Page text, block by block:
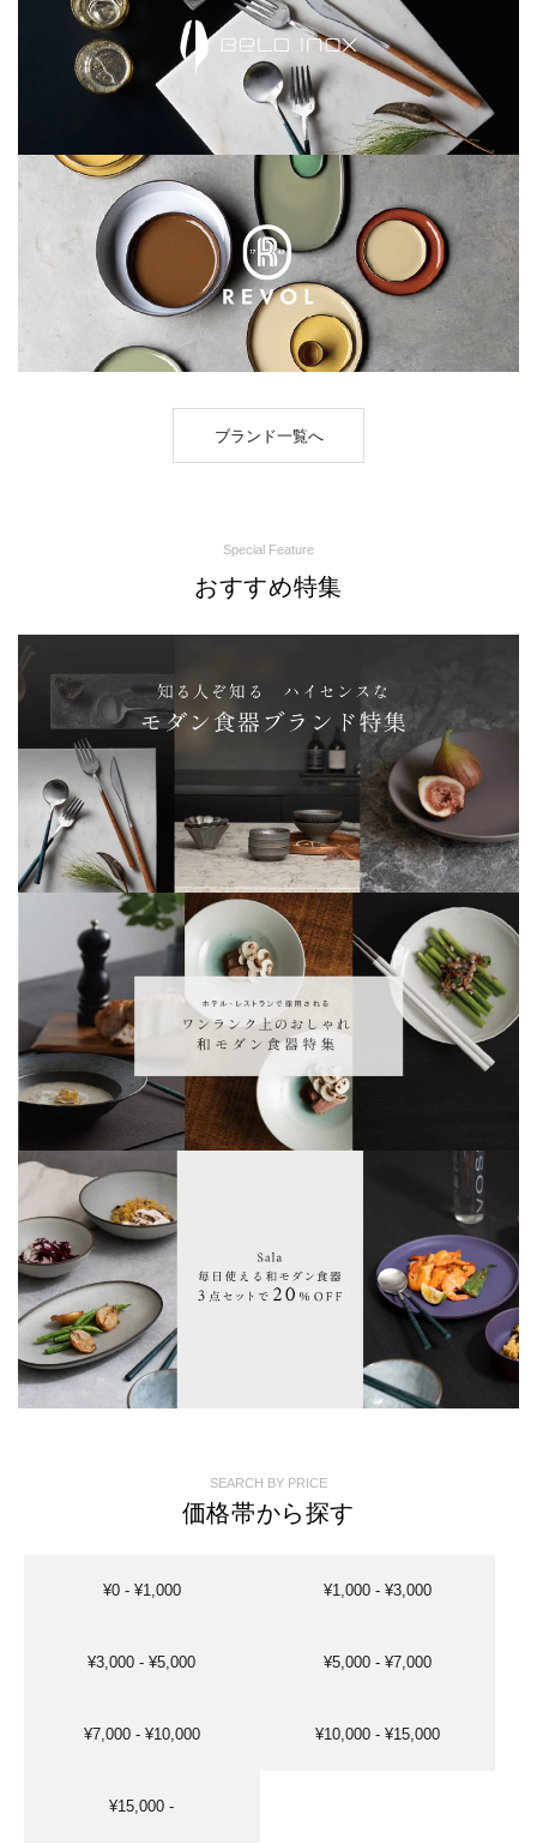
ブランド一覧へ
Special Feature
おすすめ特集
SEARCH BY PRICE
価格帯から探す
¥0 - ¥1,000 ¥1,000 - ¥3,000
¥3,000 - ¥5,000 ¥5,000 - ¥7,000
¥7,000 - ¥10,000 ¥10,000 - ¥15,000
¥15,000 -